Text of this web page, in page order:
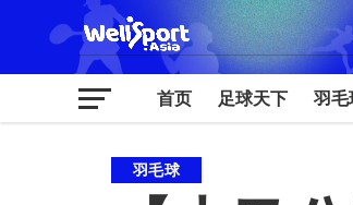
首页 足球天下 羽
羽毛球